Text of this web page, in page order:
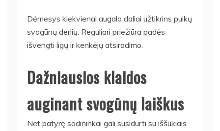
Dėmesys kiekvienai augalo daliai užtikrins puikų
svogūnų derlių. Reguliari priežiūra padės
išvengti ligų ir kenkėjų atsiradimo.
Dažniausios klaidos
auginant svogūnų laiškus
Net patyrę sodininkai gali susidurti su iššūkiais